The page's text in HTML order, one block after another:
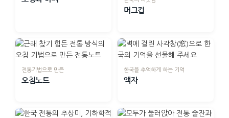
머그컵
전통기법으로 만든
오침노트
한국을 추억하게 하는 기억
액자